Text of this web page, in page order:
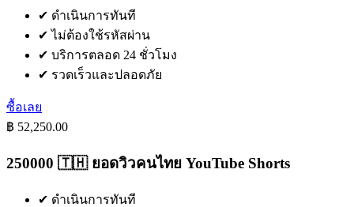
✔ ดำเนินการทันที
✔ ไม่ต้องใช้รหัสผ่าน
✔ บริการตลอด 24 ชั่วโมง
✔ รวดเร็วและปลอดภัย
ซื้อเลย
฿ 52,250.00
250000 🇹🇭 ยอดวิวคนไทย YouTube Shorts
✔ ดำเนินการทันที